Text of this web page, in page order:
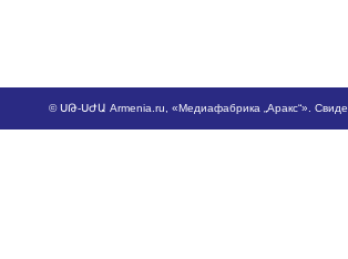
©ՍԹ-ՍԺԱ Armenia.ru , «Медиафабрика „Аракс“».